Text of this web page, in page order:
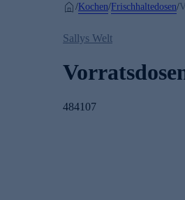
/Kochen/Frischhaltedosen/
Sallys Welt
484107